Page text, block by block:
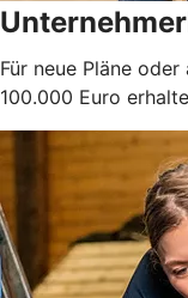
Für neue Pläne
100.000 Euro